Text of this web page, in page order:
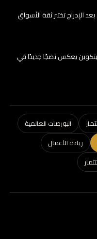
الإدراج تختبر ثقة الأسواق
يعكس نضجًا جديدًا في
البورصات العالمية
ريادة الأعمال